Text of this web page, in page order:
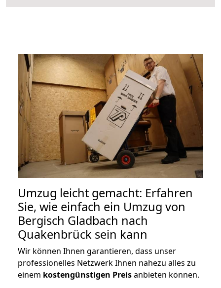
Umzug leicht gemacht: Erfahren
Sie, wie einfach ein Umzug von
Bergisch Gladbach nach
Quakenbrück sein kann
Wir können Ihnen garantieren, dass unser
professionelles Netzwerk Ihnen nahezu alles zu
einem kostengünstigen Preisanbieten können.